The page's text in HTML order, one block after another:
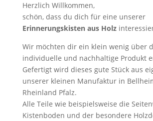
Herzlich Willkommen,
schön, dass du dich für eine unserer
Erinnerungskisten aus Holz
Wir möchten dir ein klein wenig über
individuelle und nachhaltige Produkt
Gefertigt wird dieses gute Stück aus
unserer kleinen Manufaktur in
Rheinland Pfalz.
Alle Teile wie beispielsweise die
Kistenboden und der besondere